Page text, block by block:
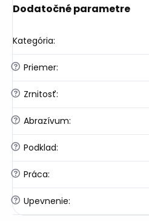
Dodatočné parametre
Kategória:
? Priemer:
? Zrnitosť:
? Abrazívum:
? Podklad:
? Práca:
? Upevnenie: